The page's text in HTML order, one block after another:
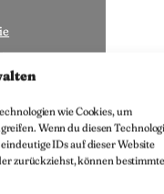
wie Cookies, um
Wenn du diesen
IDs auf dieser Website
zurückziehst, können bestimmte